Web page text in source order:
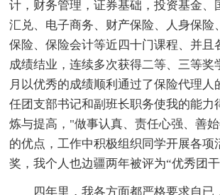
计，财务管理，证券基础，投资基金、
汇兑、电子商务、财产保险、人身保险
保险、保险会计等近四十门课程、并且
成绩结业，连续多次获得二等、三等奖
月以优秀的成绩顺利通过了保险代理人
任团支部书记和副班长职务使我的能力
炼与提高，"做事认真、责任心强、善
的优点，工作中积极组织同学开展各项
奖，我个人也边疆两年被评为“优秀团干
四年里，我各方面都严格要求自已